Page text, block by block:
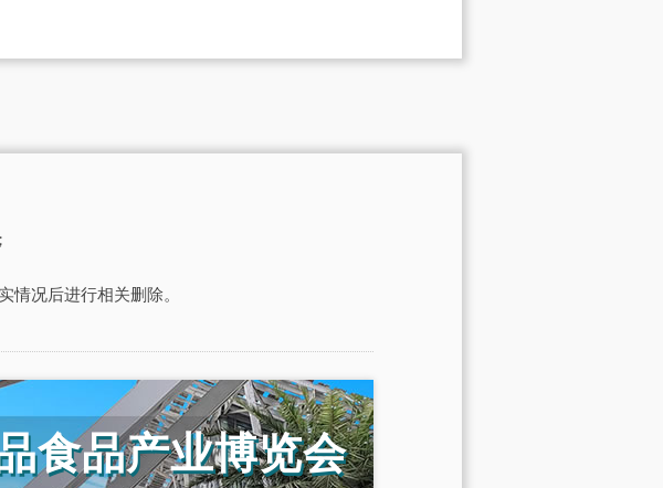
情况后进行相关删除。
食品产业博览会